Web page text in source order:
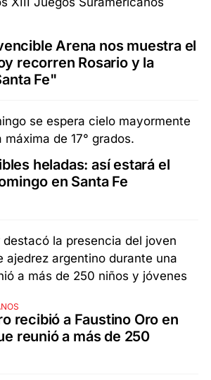
Arena nos muestra el
recorren Rosario y la
Fe"
heladas: así estará el
en Santa Fe
recibió a Faustino Oro en
reunió a más de 250